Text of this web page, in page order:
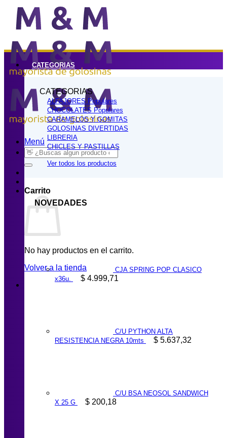
Saltar
contenido
Menú
Buscar
por:
Carrito
No hay productos en el carrito.
Volver a la tienda
CATEGORIAS
CATEGORIAS
ALFAJORES
CHOCOLATES
CARAMELOS Y GOMITAS
GOLOSINAS DIVERTIDAS
LIBRERIA
CHICLES Y PASTILLAS
Ver todos los productos
NOVEDADES
CJA SPRING POP CLASICO
x36u.
$ 4.999,71
C/U PYTHON ALTA
RESISTENCIA NEGRA 10mts
$ 5.637,32
C/U BSA NEOSOL SANDWICH
X 25 G
$ 200,18